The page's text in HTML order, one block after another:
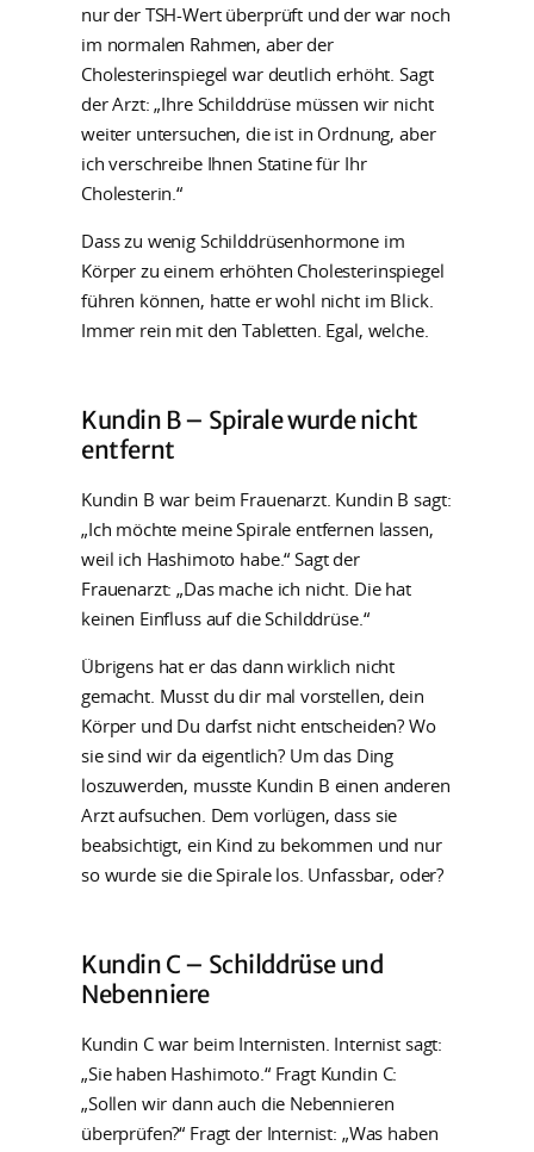
nur der TSH-Wert überprüft und der war noch
im normalen Rahmen, aber der
Cholesterinspiegel war deutlich erhöht. Sagt
der Arzt: „Ihre Schilddrüse müssen wir nicht
weiter untersuchen, die ist in Ordnung, aber
ich verschreibe Ihnen Statine für Ihr
Cholesterin.“
Dass zu wenig Schilddrüsenhormone im
Körper zu einem erhöhten Cholesterinspiegel
führen können, hatte er wohl nicht im Blick.
Immer rein mit den Tabletten. Egal, welche.
Kundin B – Spirale wurde nicht
entfernt
Kundin B war beim Frauenarzt. Kundin B sagt:
„Ich möchte meine Spirale entfernen lassen,
weil ich Hashimoto habe.“ Sagt der
Frauenarzt: „Das mache ich nicht. Die hat
keinen Einfluss auf die Schilddrüse.“
Übrigens hat er das dann wirklich nicht
gemacht. Musst du dir mal vorstellen, dein
Körper und Du darfst nicht entscheiden? Wo
sie sind wir da eigentlich? Um das Ding
loszuwerden, musste Kundin B einen anderen
Arzt aufsuchen. Dem vorlügen, dass sie
beabsichtigt, ein Kind zu bekommen und nur
so wurde sie die Spirale los. Unfassbar, oder?
Kundin C – Schilddrüse und
Nebenniere
Kundin C war beim Internisten. Internist sagt:
„Sie haben Hashimoto.“ Fragt Kundin C:
„Sollen wir dann auch die Nebennieren
überprüfen?“ Fragt der Internist: „Was haben